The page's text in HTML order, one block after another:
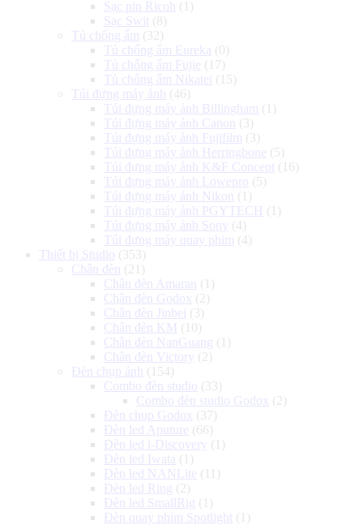
Sạc pin Ricoh
(1)
Sạc Swit (8)
Tủ chống ẩm (32)
Tủ chống ẩm Eureka (0)
Tủ chống ẩm Fujie (17)
Tủ chống ẩm Nikatei (15)
Túi đựng máy ảnh
(46)
Túi đựng máy ảnh Billingham (1)
Túi đựng máy ảnh Canon
(3)
Túi đựng máy ảnh Fujifilm (3)
Túi đựng máy ảnh Herringbone (5)
Túi đựng máy ảnh K&F Concept (16)
Túi đựng máy ảnh Lowepro (5)
Túi đựng máy ảnh Nikon
(1)
Túi đựng máy ảnh PGYTECH
(1)
Túi đựng máy ảnh Sony (4)
Túi đựng máy quay phim (4)
Thiết bị Studio (353)
Chân đèn
(21)
Chân đèn Amaran
(1)
Chân đèn Godox (2)
Chân đèn Jinbei (3)
Chân đèn KM (10)
Chân đèn NanGuang (1)
Chân đèn Victory (2)
Đèn chụp ảnh
(154)
Combo đèn studio (33)
Combo đèn studio Godox (2)
Đèn chụp Godox (37)
Đèn led Aputure (66)
Đèn led i-Discovery (1)
Đèn led Iwata (1)
Đèn led NANLite (11)
Đèn led Ring (2)
Đèn led SmallRig (1)
Đèn quay phim Spotlight (1)